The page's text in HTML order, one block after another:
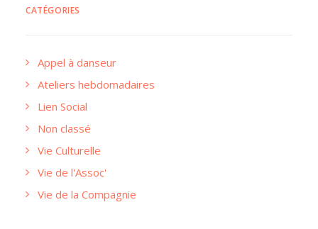
CATÉGORIES
Appel à danseur
Ateliers hebdomadaires
Lien Social
Non classé
Vie Culturelle
Vie de l'Assoc'
Vie de la Compagnie